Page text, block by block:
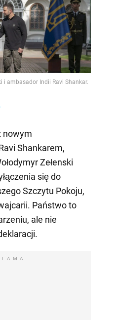
i ambasador Indii Ravi Shankar.
nowym
Shankarem,
Zełenski
się do
Szczytu Pokoju,
Państwo to
ale nie